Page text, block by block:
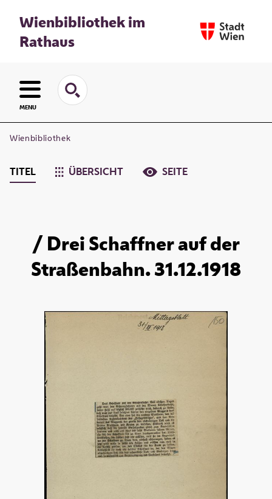
Wienbibliothek im
Rathaus
MENU
Wienbibliothek
TITEL ÜBERSICHT SEITE
/ Drei Schaffner auf der
Straßenbahn. 31.12.1918